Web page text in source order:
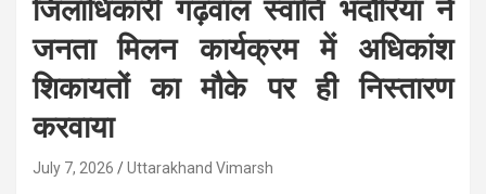
जिलाधिकारी गढ़वाल स्वाति भदौरिया ने
जनता मिलन कार्यक्रम में अधिकांश
शिकायतों का मौके पर ही निस्तारण
करवाया
July 7, 2026 Uttarakhand Vimarsh